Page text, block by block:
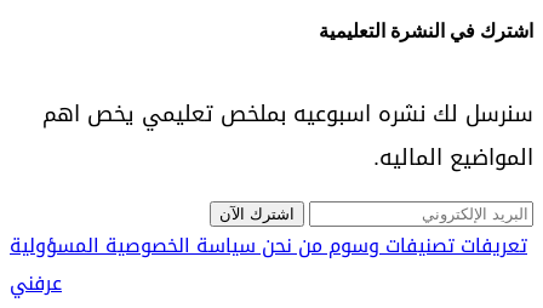
اشترك في النشرة التعليمية
سنرسل لك نشره اسبوعيه بملخص تعليمي يخص اهم
المواضيع الماليه.
اشترك الآن
تعريفاتتصنيفاتوسوممن نحنسياسة الخصوصيةالمسؤولية
عرفني